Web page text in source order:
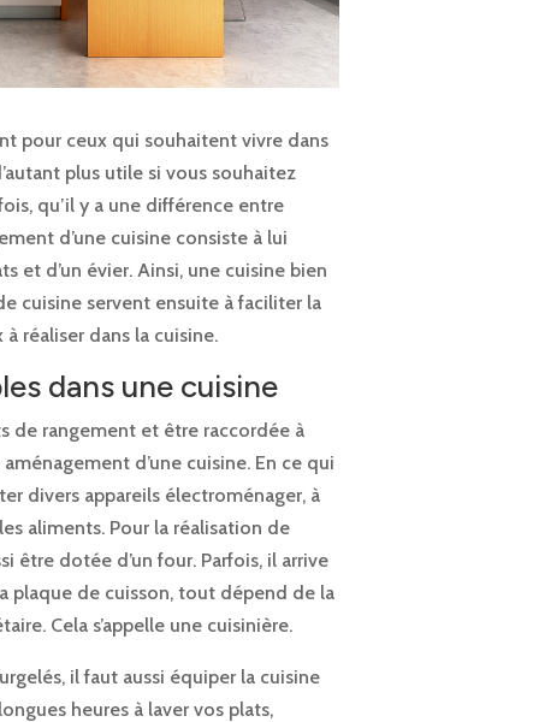
pour ceux qui souhaitent vivre dans
plus utile si vous souhaitez
qu’il y a une différence entre
d’une cuisine consiste à lui
et d’un évier. Ainsi, une cuisine bien
cuisine servent ensuite à faciliter la
réaliser dans la cuisine.
dans une cuisine
de rangement et être raccordée à
aménagement d’une cuisine. En ce qui
divers appareils électroménager, à
aliments. Pour la réalisation de
être dotée d’un four. Parfois, il arrive
plaque de cuisson, tout dépend de la
Cela s’appelle une cuisinière.
il faut aussi équiper la cuisine
heures à laver vos plats,